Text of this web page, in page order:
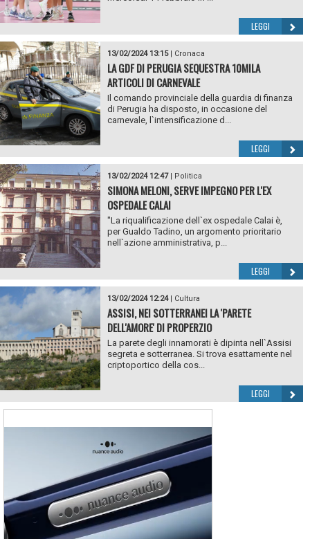
LEGGI
13/02/2024 13:15| Cronaca
LA GDF DI PERUGIA SEQUESTRA 10MILA
ARTICOLI DI CARNEVALE
Il comando provinciale della guardia di finanza
di Perugia ha disposto, in occasione del
carnevale, l`intensificazione d...
LEGGI
13/02/2024 12:47| Politica
SIMONA MELONI, SERVE IMPEGNO PER L'EX
OSPEDALE CALAI
"La riqualificazione dell`ex ospedale Calai è,
per Gualdo Tadino, un argomento prioritario
nell`azione amministrativa, p...
LEGGI
13/02/2024 12:24| Cultura
ASSISI, NEI SOTTERRANEI LA 'PARETE
DELL'AMORE' DI PROPERZIO
La parete degli innamorati è dipinta nell`Assisi
segreta e sotterranea. Si trova esattamente nel
criptoportico della cos...
LEGGI